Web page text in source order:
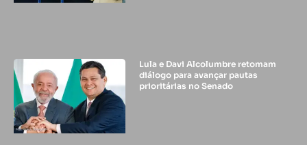
Lula e Davi Alcolumbre retomam
diálogo para avançar pautas
prioritárias no Senado